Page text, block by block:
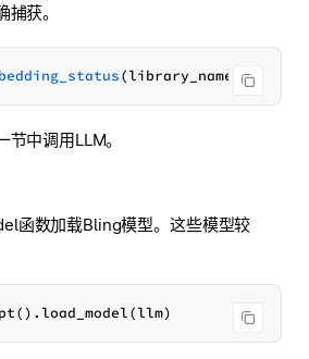
获。
中调用LLM。
函数加载Bling模型。这些模型较